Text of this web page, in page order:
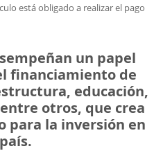
está obligado a realizar el pago
un papel
financiamiento de
educación,
otros, que crea
para la inversión en